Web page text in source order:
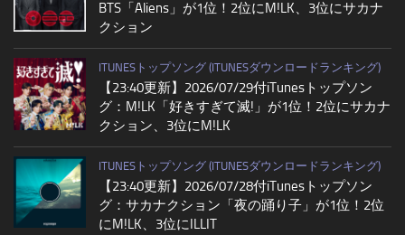
BTS「Aliens」が1位！2位にM!LK、3位にサカナ
クション
ITUNESトップソング (ITUNESダウンロードランキング)
【23:40更新】2026/07/29付iTunesトップソン
グ：M!LK「好きすぎて滅!」が1位！2位にサカナ
クション、3位にM!LK
ITUNESトップソング (ITUNESダウンロードランキング)
【23:40更新】2026/07/28付iTunesトップソン
グ：サカナクション「夜の踊り子」が1位！2位
にM!LK、3位にILLIT